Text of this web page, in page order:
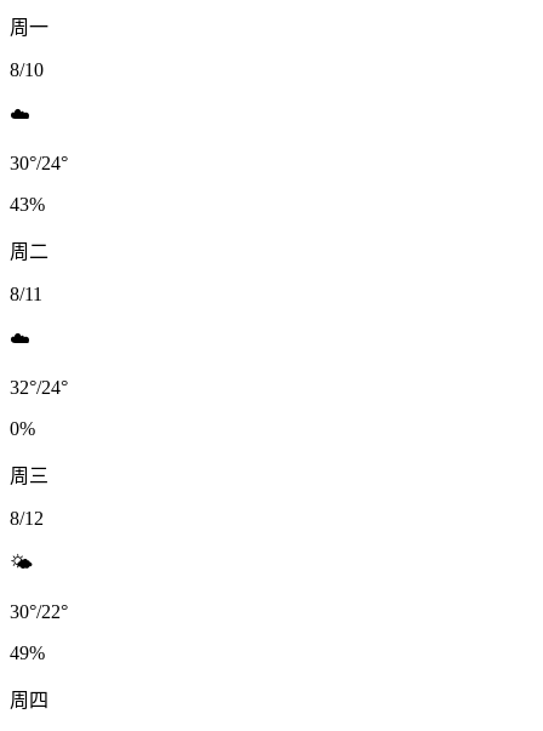
周一
8/10
☁️
30°/24°
43%
周二
8/11
☁️
32°/24°
0%
周三
8/12
🌤️
30°/22°
49%
周四